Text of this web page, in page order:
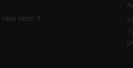
mon loyer ?